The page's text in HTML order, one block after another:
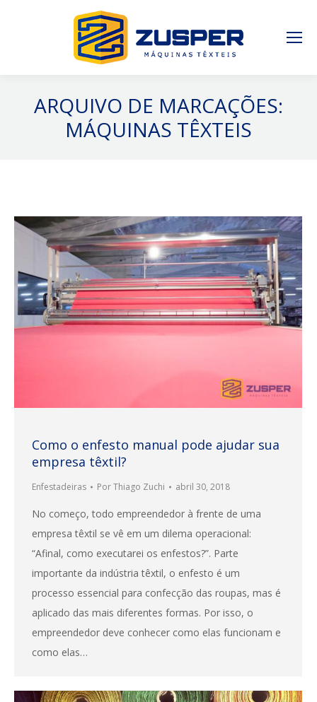
ARQUIVO DE MARCAÇÕES:
MÁQUINAS TÊXTEIS
Como o enfesto manual pode ajudar sua
empresa têxtil?
Enfestadeiras PorThiago Zuchi abril 30, 2018
No começo, todo empreendedor à frente de uma
empresa têxtil se vê em um dilema operacional:
“Afinal, como executarei os enfestos?”. Parte
importante da indústria têxtil, o enfesto é um
processo essencial para confecção das roupas, mas é
aplicado das mais diferentes formas. Por isso, o
empreendedor deve conhecer como elas funcionam e
como elas…